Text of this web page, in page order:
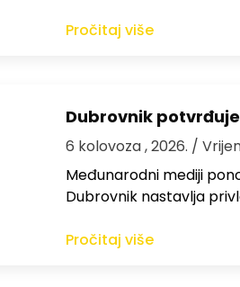
Pročitaj više
Dubrovnik
6 kolovoza , 2026. /
Međunarodni mediji
Dubrovnik nastavlja
Pročitaj više